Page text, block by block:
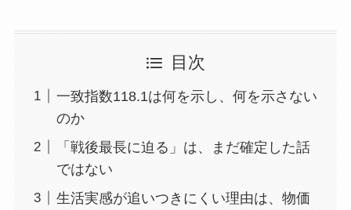
目次
一致指数118.1は何を示し、何を示さない
のか
「戦後最長に迫る」は、まだ確定した話
ではない
生活実感が追いつきにくい理由は、物価